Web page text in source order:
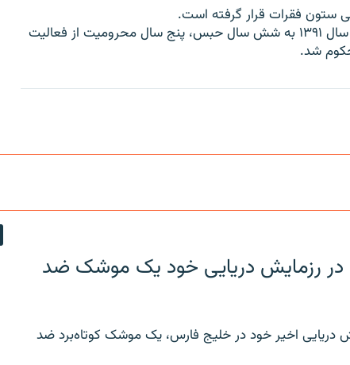
اين فعال کارگری، خرداد سال ۱۳۸۹ بازداشت و در سال ۱۳۹۱ به شش سال حبس، پنج سال محروميت از فعاليت
شد.
در رزمایش دریایی خود یک موشک ضد
دریایی اخیر خود در خلیج فارس، یک موشک کوتاه‌برد ضد